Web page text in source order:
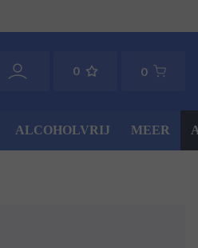
0 0
ALCOHOLVRIJ MEER